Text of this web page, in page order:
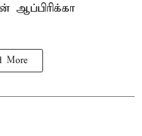
ஆப்பிரிக்கா
More